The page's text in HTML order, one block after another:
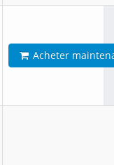
Acheter